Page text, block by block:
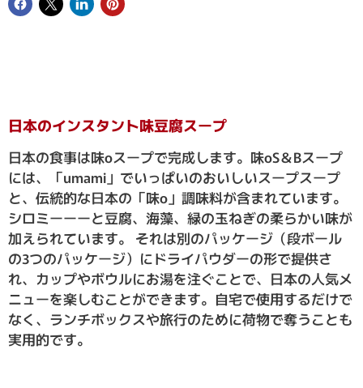
日本のインスタント味豆腐スープ
日本の食事は味oスープで完成します。味oS＆Bスープ
には、「umami」でいっぱいのおいしいスープスープ
と、伝統的な日本の「味o」調味料が含まれています。
シロミーーーと豆腐、海藻、緑の玉ねぎの柔らかい味が
加えられています。 それは別のパッケージ（段ボール
の3つのパッケージ）にドライパウダーの形で提供さ
れ、カップやボウルにお湯を注ぐことで、日本の人気メ
ニューを楽しむことができます。自宅で使用するだけで
なく、ランチボックスや旅行のために荷物で奪うことも
実用的です。